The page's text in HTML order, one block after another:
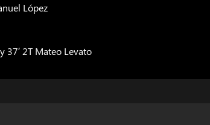
López
37′ 2T Mateo Levato